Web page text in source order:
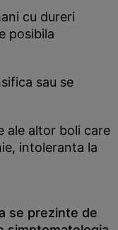
cu dureri
posibila
sau se
ale altor boli care
intoleranta la
se prezinte de